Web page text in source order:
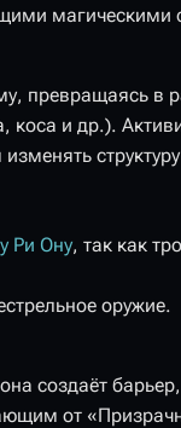
магическими
превращаясь в
и др.).
структуру
Ри Ону, так как
оружие.
создаёт
от